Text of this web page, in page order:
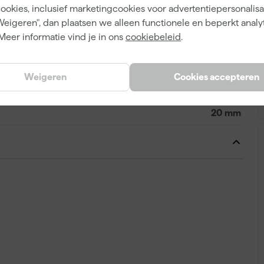
inclusief marketingcookies voor
dan plaatsen we alleen functionele en beperkt
informatie vind je in ons cookiebeleid.
Cookies accepteren
Weigeren
0088381470131
182437
20 mm